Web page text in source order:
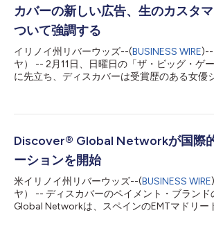
カバーの新しい広告、生のカスタ
ついて強調する
イリノイ州リバーウッズ--(BUSINESS WIRE)--
ヤ） -- 2月11日、日曜日の「ザ・ビッグ・ゲ
に先立ち、ディスカバーは受賞歴のある女優
いて、クーリッジはカスタマーサービスに連
す。 「ロボット」では、クーリッジのコメデ
て、消費者がカスタマーサービスに連絡する
ろうイライラすることを強調しています。デ
Dynataの直近の調査によると、アメリカで
が、カスタマーサービスのボットではなく、
ービスエージェントとやり取りすることを希
全版の「ロボット」の30秒広告はこちらでご
Discover® Global Networkが国際
ーションを開始
米イリノイ州リバーウッズ--(BUSINESS WIRE
ヤ） -- ディスカバーのペイメント・ブラン
Global Networkは、スペインのEMTマドリー